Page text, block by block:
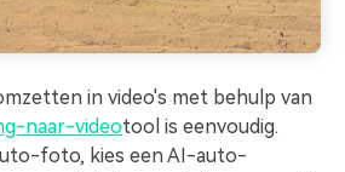
in video's met behulp van
naar-videotool is eenvoudig.
foto, kies een AI-auto-